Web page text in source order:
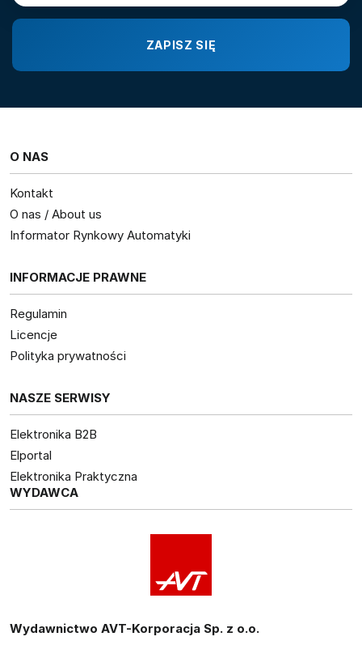
O NAS
Kontakt
O nas / About us
Informator Rynkowy Automatyki
INFORMACJE PRAWNE
Regulamin
Licencje
Polityka prywatności
NASZE SERWISY
Elektronika B2B
Elportal
Elektronika Praktyczna
WYDAWCA
Wydawnictwo AVT-Korporacja Sp. z o.o.